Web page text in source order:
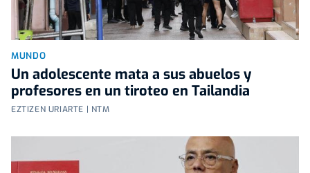
MUNDO
Un adolescente mata a sus abuelos y
profesores en un tiroteo en Tailandia
EZTIZEN URIARTE | NTM